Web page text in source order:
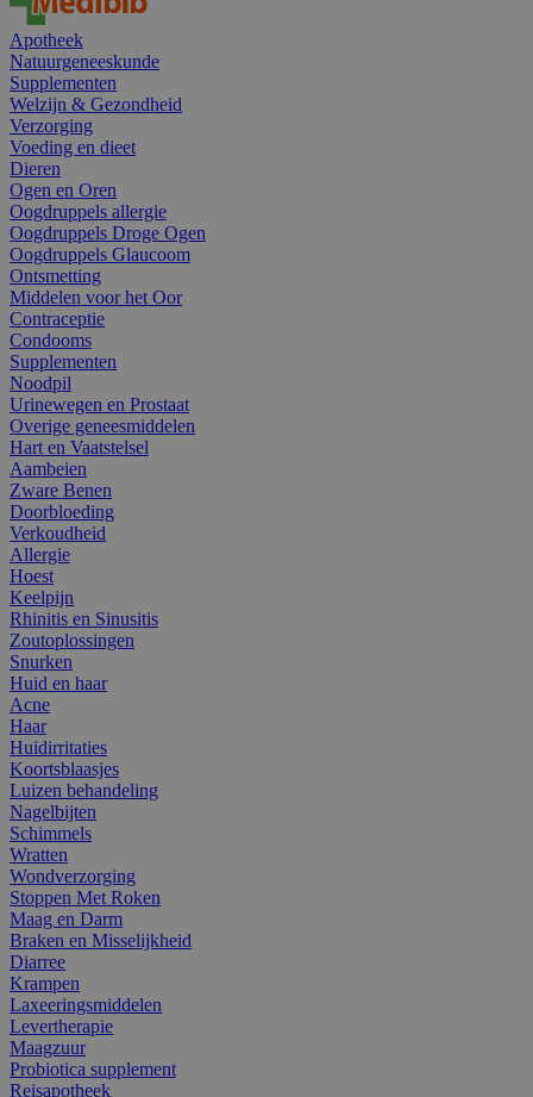
Apotheek
Natuurgeneeskunde
Supplementen
Welzijn & Gezondheid
Verzorging
Voeding en dieet
Dieren
Ogen en Oren
Oogdruppels allergie
Oogdruppels Droge Ogen
Oogdruppels Glaucoom
Ontsmetting
Middelen voor het Oor
Contraceptie
Condooms
Supplementen
Noodpil
Urinewegen en Prostaat
Overige geneesmiddelen
Hart en Vaatstelsel
Aambeien
Zware Benen
Doorbloeding
Verkoudheid
Allergie
Hoest
Keelpijn
Rhinitis en Sinusitis
Zoutoplossingen
Snurken
Huid en haar
Acne
Haar
Huidirritaties
Koortsblaasjes
Luizen behandeling
Nagelbijten
Schimmels
Wratten
Wondverzorging
Stoppen Met Roken
Maag en Darm
Braken en Misselijkheid
Diarree
Krampen
Laxeeringsmiddelen
Levertherapie
Maagzuur
Probiotica supplement
Reisapotheek